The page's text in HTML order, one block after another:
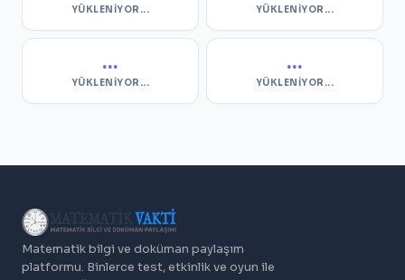
YÜKLENIYOR... YÜKLENIYOR...
...
YÜKLENIYOR...
...
YÜKLENIYOR...
Matematik bilgi ve doküman paylaşım
platformu. Binlerce test, etkinlik ve oyun ile